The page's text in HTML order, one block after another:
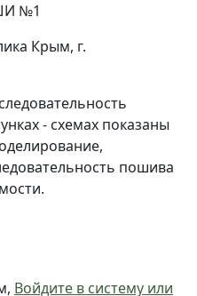
№1
Крым, г.
- схемах показаны
пошива
Войдите в систему или